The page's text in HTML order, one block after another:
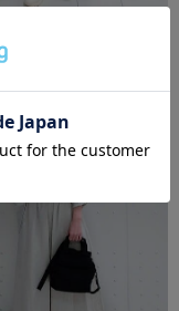
162cm